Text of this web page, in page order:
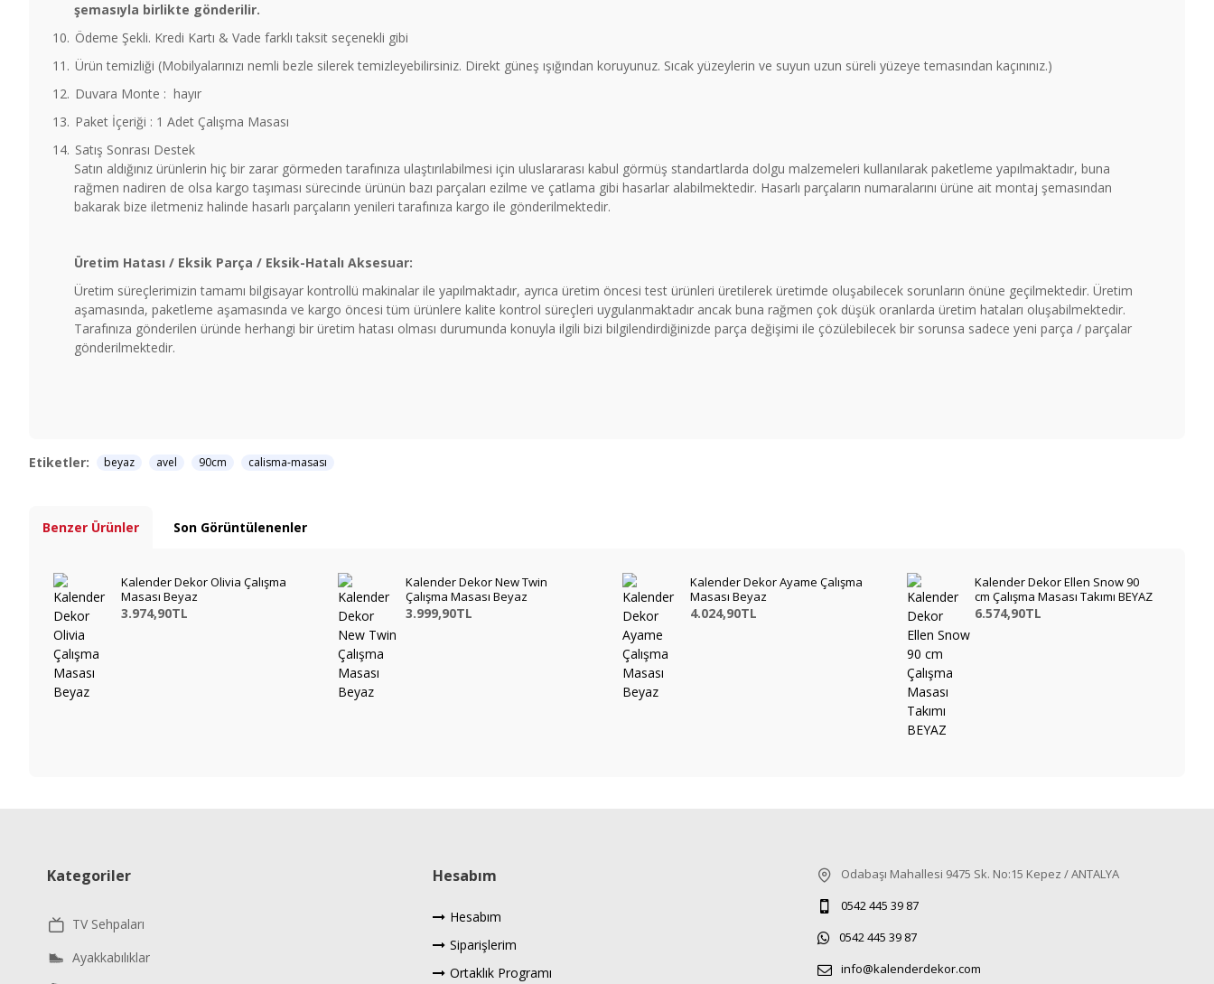
şemasıyla birlikte gönderilir.
10. Ödeme Şekli. Kredi Kartı & Vade farklı taksit seçenekli gibi
11. Ürün temizliği (Mobilyalarınızı nemli bezle silerek temizleyebilirsiniz. Direkt güneş ışığından koruyunuz. Sıcak yüzeylerin ve suyun uzun süreli yüzeye temasından kaçınınız.)
12. Duvara Monte : hayır
13. Paket İçeriği : 1 Adet Çalışma Masası
14. Satış Sonrası Destek
Satın aldığınız ürünlerin hiç bir zarar görmeden tarafınıza ulaştırılabilmesi için uluslararası kabul görmüş standartlarda dolgu malzemeleri kullanılarak paketleme yapılmaktadır, buna
rağmen nadiren de olsa kargo taşıması sürecinde ürünün bazı parçaları ezilme ve çatlama gibi hasarlar alabilmektedir. Hasarlı parçaların numaralarını ürüne ait montaj şemasından
bakarak bize iletmeniz halinde hasarlı parçaların yenileri tarafınıza kargo ile gönderilmektedir.
Üretim Hatası / Eksik Parça / Eksik-Hatalı Aksesuar:
Üretim süreçlerimizin tamamı bilgisayar kontrollü makinalar ile yapılmaktadır, ayrıca üretim öncesi test ürünleri üretilerek üretimde oluşabilecek sorunların önüne geçilmektedir. Üretim
aşamasında, paketleme aşamasında ve kargo öncesi tüm ürünlere kalite kontrol süreçleri uygulanmaktadır ancak buna rağmen çok düşük oranlarda üretim hataları oluşabilmektedir.
Tarafınıza gönderilen üründe herhangi bir üretim hatası olması durumunda konuyla ilgili bizi bilgilendirdiğinizde parça değişimi ile çözülebilecek bir sorunsa sadece yeni parça / parçalar
gönderilmektedir.
Etiketler: beyaz avel 90cm calisma-masası
Benzer Ürünler Son Görüntülenenler
Kalender Dekor Olivia Çalışma
Masası Beyaz
3.974,90TL
Kalender Dekor New Twin
Çalışma Masası Beyaz
3.999,90TL
Kalender Dekor Ayame Çalışma
Masası Beyaz
4.024,90TL
Kalender Dekor Ellen Snow 90
cm Çalışma Masası Takımı BEYAZ
6.574,90TL
Kategoriler
TV Sehpaları
Ayakkabılıklar
Hesabım
Hesabım
Siparişlerim
Ortaklık Programı
Odabaşı Mahallesi 9475 Sk. No:15 Kepez / ANTALYA
0542 445 39 87
0542 445 39 87
info@kalenderdekor.com